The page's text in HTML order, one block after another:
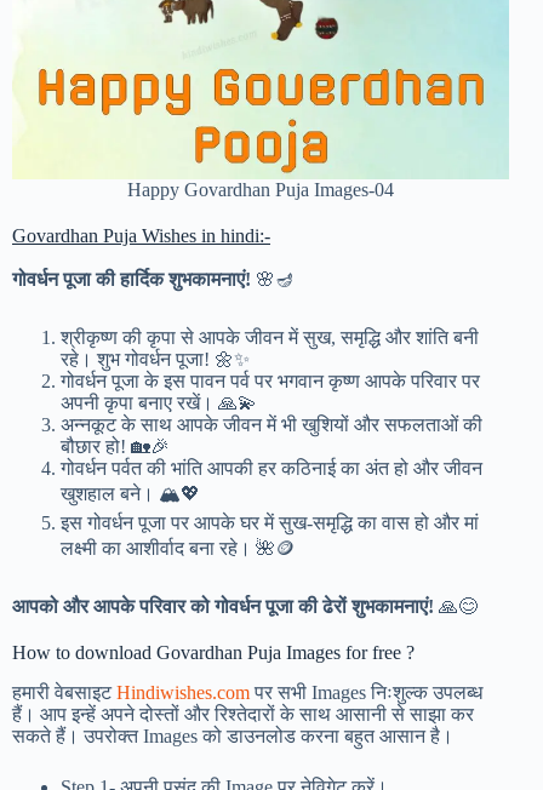
Happy Govardhan Puja Images-04
Govardhan Puja Wishes in hindi:-
गोवर्धन पूजा की हार्दिक शुभकामनाएं! 🌸🪔
श्रीकृष्ण की कृपा से आपके जीवन में सुख, समृद्धि और शांति बनी
रहे। शुभ गोवर्धन पूजा! 🌼✨
गोवर्धन पूजा के इस पावन पर्व पर भगवान कृष्ण आपके परिवार पर
अपनी कृपा बनाए रखें। 🙏💫
अन्नकूट के साथ आपके जीवन में भी खुशियों और सफलताओं की
बौछार हो! 🏡🎉
गोवर्धन पर्वत की भांति आपकी हर कठिनाई का अंत हो और जीवन
खुशहाल बने। 🏔️💖
इस गोवर्धन पूजा पर आपके घर में सुख-समृद्धि का वास हो और मां
लक्ष्मी का आशीर्वाद बना रहे। 🌺🪙
आपको और आपके परिवार को गोवर्धन पूजा की ढेरों शुभकामनाएं! 🙏😊
How to download Govardhan Puja Images for free ?
हमारी वेबसाइटHindiwishes.comपर सभी Images निःशुल्क उपलब्ध
हैं। आप इन्हें अपने दोस्तों और रिश्तेदारों के साथ आसानी से साझा कर
सकते हैं। उपरोक्त Images को डाउनलोड करना बहुत आसान है।